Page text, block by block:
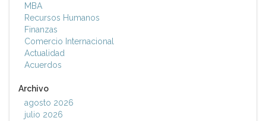
MBA
Recursos Humanos
Finanzas
Comercio Internacional
Actualidad
Acuerdos
Archivo
agosto 2026
julio 2026